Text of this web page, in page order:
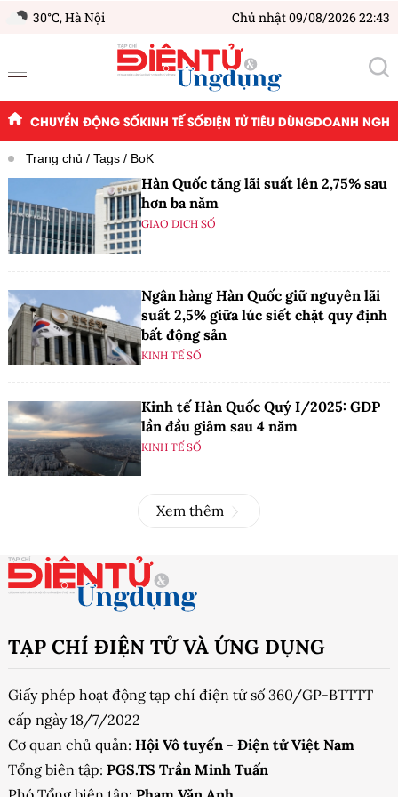
30°C,Hà Nội Chủ nhật 09/08/2026 22:43
CHUYỂN ĐỘNG SỐKINH TẾ SỐĐIỆN TỬ TIÊU DÙNGDOANH
Trang chủ Tags BoK
Hàn Quốc tăng lãi suất lên 2,75% sau
hơn ba năm
GIAO DỊCH SỐ
Ngân hàng Hàn Quốc giữ nguyên lãi
suất 2,5% giữa lúc siết chặt quy định
bất động sản
KINH TẾ SỐ
Kinh tế Hàn Quốc Quý I/2025: GDP
lần đầu giảm sau 4 năm
KINH TẾ SỐ
Xem thêm
TẠP CHÍ ĐIỆN TỬ VÀ ỨNG DỤNG
Giấy phép hoạt động tạp chí điện tử số 360/GP-BTTTT
cấp ngày 18/7/2022
Cơ quan chủ quản: Hội Vô tuyến - Điện tử Việt Nam
Tổng biên tập: PGS.TS Trần Minh Tuấn